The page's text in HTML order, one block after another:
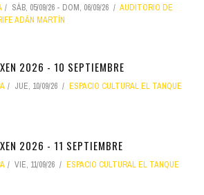
SÁB, 05/09/26 - DOM, 06/09/26
AUDITORIO DE
ADÁN MARTÍN
2026 - 10 SEPTIEMBRE
JUE, 10/09/26 ESPACIO CULTURAL EL TANQUE
2026 - 11 SEPTIEMBRE
VIE, 11/09/26 ESPACIO CULTURAL EL TANQUE